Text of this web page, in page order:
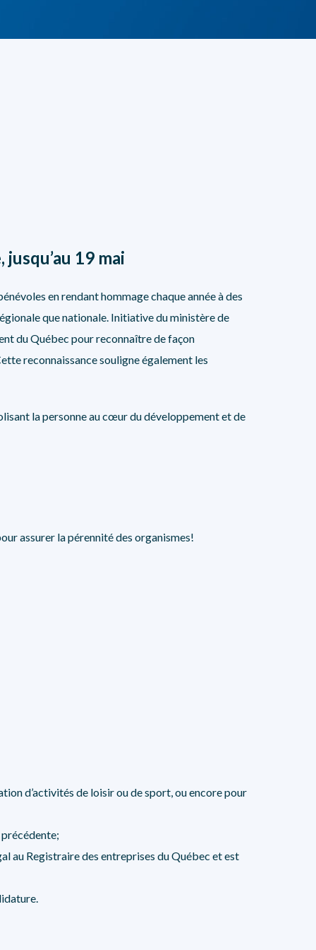
19 mai
en rendant hommage chaque année à des
que nationale. Initiative du ministère de
du Québec pour reconnaître de façon
reconnaissance souligne également les
la personne au cœur du développement et de
assurer la pérennité des organismes!
d’activités de loisir ou de sport, ou encore pour
au Registraire des entreprises du Québec et est